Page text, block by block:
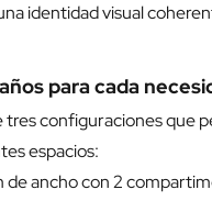
identidad visual
para cada
tres configuraciones que
espacios:
de ancho con 2